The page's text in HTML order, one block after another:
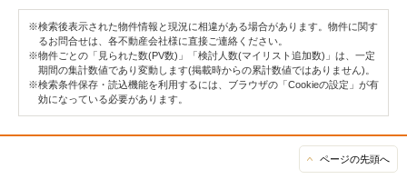
※検索後表示された物件情報と現況に相違がある場合があります。物件に関す
るお問合せは、各不動産会社様に直接ご連絡ください。
※物件ごとの「見られた数(PV数)」「検討人数(マイリスト追加数)」は、一定
期間の集計数値であり変動します(掲載時からの累計数値ではありません)。
※検索条件保存・読込機能を利用するには、ブラウザの「Cookieの設定」が有
効になっている必要があります。
ページの先頭へ